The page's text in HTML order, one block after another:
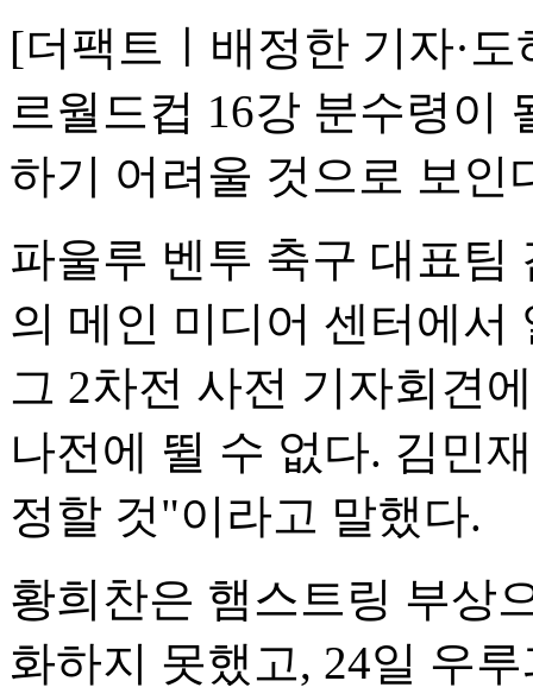
[더팩트ㅣ배정한 기자·
르월드컵 16강 분수령이
하기 어려울 것으로 보인
파울루 벤투 축구 대표팀
의 메인 미디어 센터에서
그 2차전 사전 기자회견
나전에 뛸 수 없다. 김민
정할 것"이라고 말했다.
황희찬은 햄스트링 부상
화하지 못했고, 24일 우